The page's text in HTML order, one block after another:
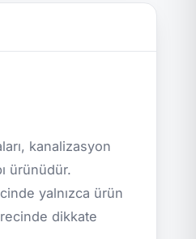
kanalizasyon
ürünüdür.
yalnızca ürün
dikkate